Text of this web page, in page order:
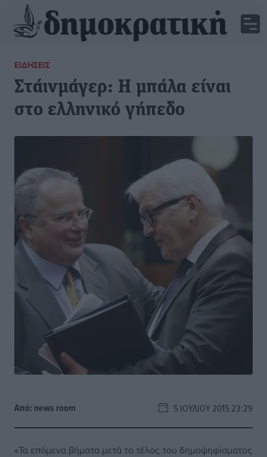
ΕΙΔΉΣΕΙΣ
Στάινμάγερ: Η μπάλα είναι
στο ελληνικό γήπεδο
Από: news room 5 ΙΟΥΛΊΟΥ 2015 23:29
«Τα επόμενα βήματα μετά το τέλος του δημοψηφίσματος